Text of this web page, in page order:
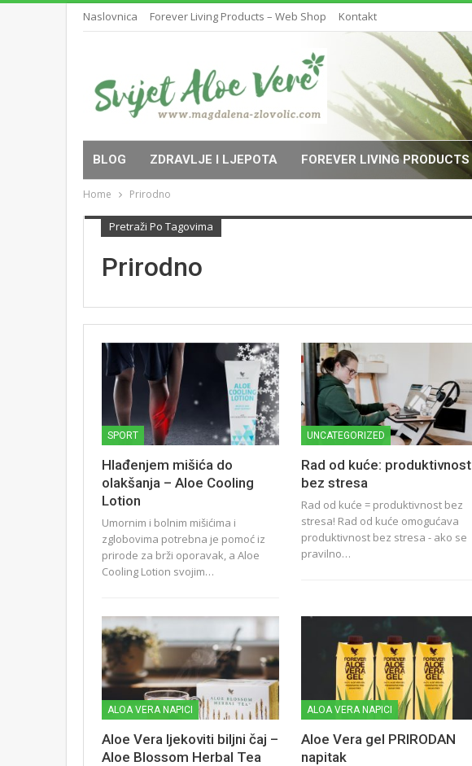
Naslovnica Forever Living Products – Web Shop Kontakt
BLOG ZDRAVLJE I LJEPOTA FOREVER LIVING PRODUCTS
Home Prirodno
Pretraži Po Tagovima
Prirodno
SPORT
Hlađenjem mišića do
olakšanja – Aloe Cooling
Lotion
Umornim i bolnim mišićima i
zglobovima potrebna je pomoć iz
prirode za brži oporavak, a Aloe
Cooling Lotion svojim…
UNCATEGORIZED
Rad od kuće: produktivnost
bez stresa
Rad od kuće = produktivnost bez
stresa! Rad od kuće omogućava
produktivnost bez stresa - ako se
pravilno…
ALOA VERA NAPICI
Aloe Vera ljekoviti biljni čaj –
Aloe Blossom Herbal Tea
ALOA VERA NAPICI
Aloe Vera gel PRIRODAN
napitak